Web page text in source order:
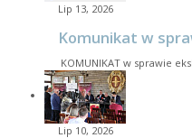
Lip 13, 2026
Komunikat w
KOMUNIKAT w sprawie
Lip 10, 2026